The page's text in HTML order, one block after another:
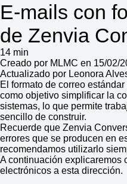
E-mails con
de Zenvia
14 min
Creado por MLMC en 15/02/
Actualizado por Leonora
El formato de correo
como objetivo simplificar la
sistemas, lo que permite
sencillo de construir.
Recuerde que Zenvia
errores que se producen en
recomendamos utilizarlo
A continuación explicaremos
electrónicos a esta dirección.